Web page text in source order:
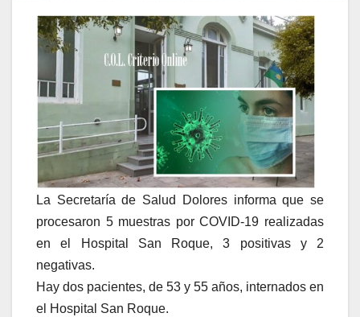
La Secretaría de Salud Dolores informa que se
procesaron 5 muestras por COVID-19 realizadas
en el Hospital San Roque, 3 positivas y 2
negativas.
Hay dos pacientes, de 53 y 55 años, internados en
el Hospital San Roque.